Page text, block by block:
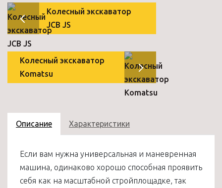
Колесный экскаватор
JCB JS
Колесный экскаватор
Komatsu
Описание Характеристики
Если вам нужна универсальная и маневренная
машина, одинаково хорошо способная проявить
себя как на масштабной стройплощадке, так